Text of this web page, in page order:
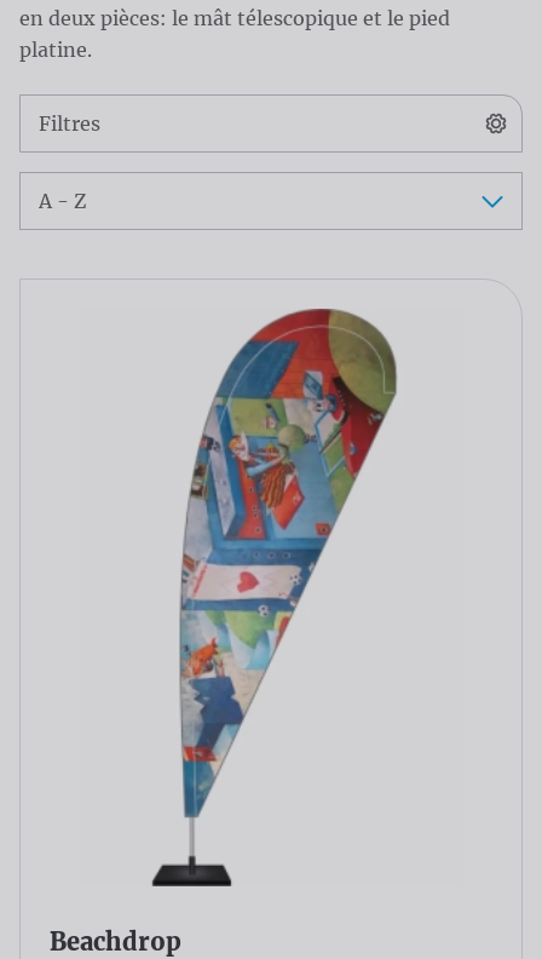
en deux pièces: le mât télescopique et le pied
platine.
Catalogue
Filtres
Trier
Beachdrop